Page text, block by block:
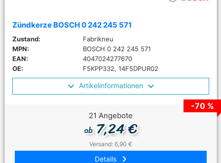
Zündkerze BOSCH 0 242 245 571
Zustand:
Fabrikneu
MPN:
BOSCH 0 242 245 571
EAN:
4047024277670
OE:
F5KPP332, 14F5DPUR02
Artikelinformationen
-70 %
21 Angebote
ab7,24 €
Versand: 6,90 €
Details keyboard_arrow_right